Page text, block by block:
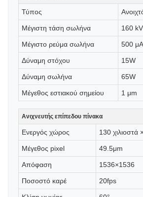
Τύπος
Μέγιστη τάση σωλήνα 160 kV
Μέγιστο ρεύμα σωλήνα 500 μA
Δύναμη στόχου 15W
Δύναμη σωλήνα 65W
Μέγεθος εστιακού σημείου 1 μm
Ανιχνευτής επίπεδου πίνακα
Ενεργός χώρος 130 χιλιοστά
Μέγεθος pixel 49.5μm
Απόφαση 1536×1536
Ποσοστό καρέ 20fps